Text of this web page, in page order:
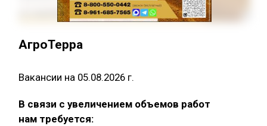
АгроТерра
Вакансии на 05.08.2026 г.
В связи с увеличением объемов работ
нам требуется: